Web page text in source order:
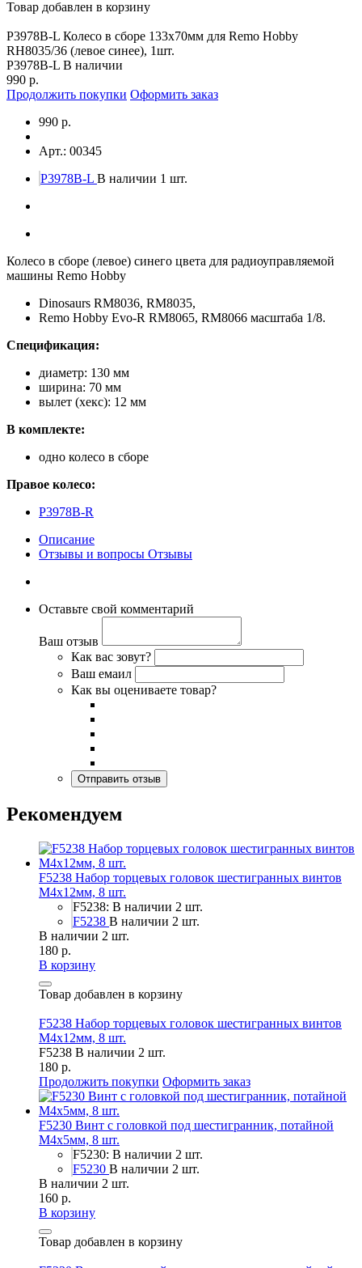
Товар добавлен в корзину
P3978B-L Колесо в сборе 133х70мм для Remo Hobby
RH8035/36 (левое синее), 1шт.
P3978B-L В наличии
990 р.
Продолжить покупки Оформить заказ
990 р.
Арт.: 00345
P3978B-L В наличии 1 шт.
Колесо в сборе (левое) синего цвета для радиоуправляемой
машины Remo Hobby
Dinosaurs RM8036, RM8035,
Remo Hobby Evo-R RM8065, RM8066 масштаба 1/8.
Спецификация:
диаметр: 130 мм
ширина: 70 мм
вылет (хекс): 12 мм
В комплекте:
одно колесо в сборе
Правое колесо:
P3978B-R
Описание
Отзывы и вопросы Отзывы
Оставьте свой комментарий
Ваш отзыв
Как вас зовут?
Ваш емаил
Как вы оцениваете товар?
Рекомендуем
F5238 Набор торцевых головок шестигранных винтов
M4x12мм, 8 шт.
F5238: В наличии 2 шт.
F5238 В наличии 2 шт.
В наличии 2 шт.
180 р.
В корзину
Товар добавлен в корзину
F5238 Набор торцевых головок шестигранных винтов
M4x12мм, 8 шт.
F5238 В наличии 2 шт.
180 р.
Продолжить покупки Оформить заказ
F5230 Винт с головкой под шестигранник, потайной
М4х5мм, 8 шт.
F5230: В наличии 2 шт.
F5230 В наличии 2 шт.
В наличии 2 шт.
160 р.
В корзину
Товар добавлен в корзину